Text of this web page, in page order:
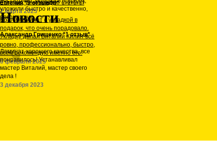
отлично, рекомендую 👍👍👍👍
2 марта 2025
Евгения *9 отзывов*
Брали ламинат с укладкой в
подарок, что очень порадовало.
Укладку делал Виталий Килин-всё
ровно, профессионально, быстро,
всем рекомендую именно его.
6 февраля 2025
уложили быстро и качественно,
рекомендую
Александр Грищенко *1 отзыв*
Ламинат хорошего качества, все
понравилось! Устанавливал
мастер Виталий, мастер своего
дела !
3 декабря 2023
Новости